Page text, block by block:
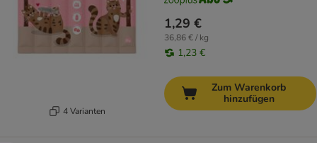
4 Varianten
1,29 €
36,86 € / kg
1,23 €
Zum Warenkorb
hinzufügen